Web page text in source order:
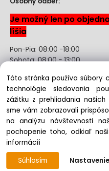
Je možný len po
líšia
Pon-Pia: 08:00 -18:00
Sobota: 08:00 - 13:00
Odstúpenie od kúpnej
Copyright © 2022
Táto stránka používa súbory
technológie sledovania
zážitku z prehliadania
sme vám zobrazovali
na analýzu návštevnosti
pochopenie toho, odkiaľ
informácií
Súhlasím
Nastavenie